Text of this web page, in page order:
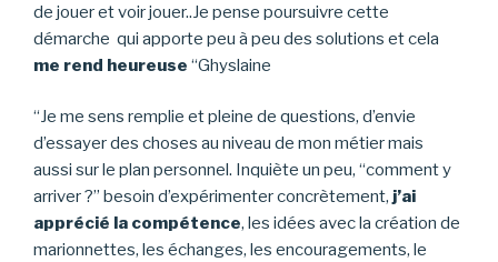
de jouer et voir jouer..Je pense poursuivre cette
démarche qui apporte peu à peu des solutions et cela
me rend heureuse “Ghyslaine
“Je me sens remplie et pleine de questions, d’envie
d’essayer des choses au niveau de mon métier mais
aussi sur le plan personnel. Inquiète un peu, “comment y
arriver ?” besoin d’expérimenter concrètement, j’ai
apprécié la compétence, les idées avec la création de
marionnettes, les échanges, les encouragements, le